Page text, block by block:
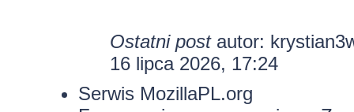
Ostatni postautor:
16 lipca 2026, 17:24
Serwis MozillaPL.org